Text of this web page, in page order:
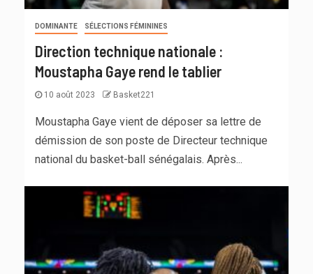
DOMINANTE SÉLECTIONS FÉMININES
Direction technique nationale :
Moustapha Gaye rend le tablier
10 août 2023 Basket221
Moustapha Gaye vient de déposer sa lettre de
démission de son poste de Directeur technique
national du basket-ball sénégalais. Après...